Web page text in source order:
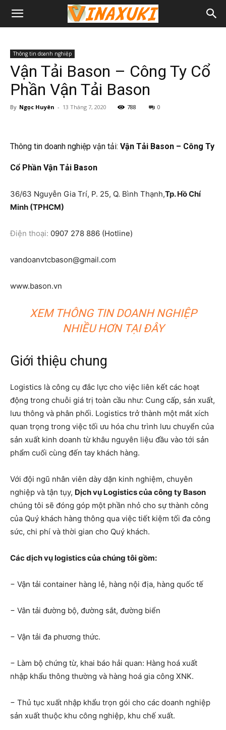
Thông tin doanh nghiệp
Vận Tải Bason – Công Ty Cổ
Phần Vận Tải Bason
By Ngọc Huyên - 13 Tháng 7, 2020 788 0
Thông tin doanh nghiệp vận tải: Vận Tải Bason – Công Ty
Cổ Phần Vận Tải Bason
36/63 Nguyễn Gia Trí, P. 25, Q. Bình Thạnh,Tp. Hồ Chí
Minh (TPHCM)
Điện thoại: 0907 278 886 (Hotline)
vandoanvtcbason@gmail.com
www.bason.vn
XEM THÔNG TIN DOANH NGHIỆP
NHIỀU HƠN TẠI ĐÂY
Giới thiệu chung
Logistics là công cụ đắc lực cho việc liên kết các hoạt
động trong chuỗi giá trị toàn cầu như: Cung cấp, sản xuất,
lưu thông và phân phối. Logistics trở thành một mắt xích
quan trọng trong việc tối ưu hóa chu trình lưu chuyển của
sản xuất kinh doanh từ khâu nguyên liệu đầu vào tới sản
phẩm cuối cùng đến tay khách hàng.
Với đội ngũ nhân viên dày dặn kinh nghiệm, chuyên
nghiệp và tận tụy, Dịch vụ Logistics của công ty Bason
chúng tôi sẽ đóng góp một phần nhỏ cho sự thành công
của Quý khách hàng thông qua việc tiết kiệm tối đa công
sức, chi phí và thời gian cho Quý khách.
Các dịch vụ logistics của chúng tôi gồm:
− Vận tải container hàng lẻ, hàng nội địa, hàng quốc tế
− Vân tải đường bộ, đường sắt, đường biển
− Vận tải đa phương thức.
− Làm bộ chứng từ, khai báo hải quan: Hàng hoá xuất
nhập khẩu thông thường và hàng hoá gia công XNK.
− Thủ tục xuất nhập khẩu trọn gói cho các doanh nghiệp
sản xuất thuộc khu công nghiệp, khu chế xuất.